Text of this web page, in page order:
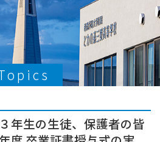
年生の生徒、保護者の皆